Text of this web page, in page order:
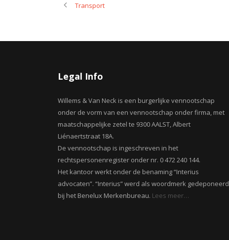
Transport
Legal Info
Willems & Van Neck is een burgerlijke vennootschap
onder de vorm van een vennootschap onder firma, met
maatschappelijke zetel te 9300 AALST, Albert
Liénaertstraat 18A.
De vennootschap is ingeschreven in het
rechtspersonenregister onder nr. 0 472 240 144.
Het kantoor werkt onder de benaming “Interius
advocaten”. “Interius” werd als woordmerk gedeponeerd
bij het Benelux Merkenbureau. Lees meer…